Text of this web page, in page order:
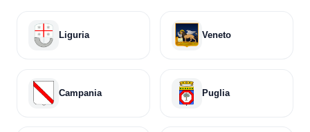
Liguria Veneto
Campania Puglia